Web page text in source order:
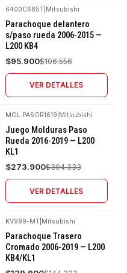
-10%
OFF
Agotado
6400C685T Mitsubishi
Parachoque delantero
s/paso rueda 2006-2015 —
L200 KB4
$95.900$106.556
VER DETALLES
-10%
OFF
MOL.PASOR1619 Mitsubishi
Juego Molduras Paso
Rueda 2016-2019 — L200
KL1
$273.900$304.333
VER DETALLES
-10%
OFF
Agotado
KV999-MT Mitsubishi
Parachoque Trasero
Cromado 2006-2019 — L200
KB4/KL1